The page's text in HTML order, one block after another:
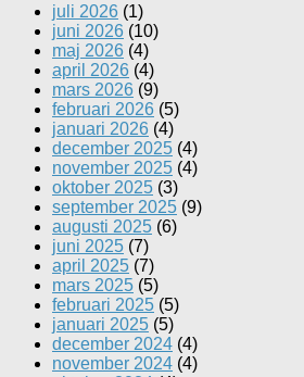
juli 2026 (1)
juni 2026 (10)
maj 2026 (4)
april 2026 (4)
mars 2026 (9)
februari 2026 (5)
januari 2026 (4)
december 2025 (4)
november 2025 (4)
oktober 2025 (3)
september 2025 (9)
augusti 2025 (6)
juni 2025 (7)
april 2025 (7)
mars 2025 (5)
februari 2025 (5)
januari 2025 (5)
december 2024 (4)
november 2024 (4)